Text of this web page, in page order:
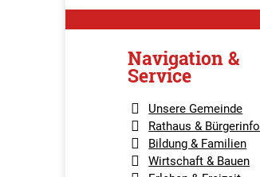
Navigation &
Service
Unsere Gemeinde
Rathaus & Bürgerinfo
Bildung & Familien
Wirtschaft & Bauen